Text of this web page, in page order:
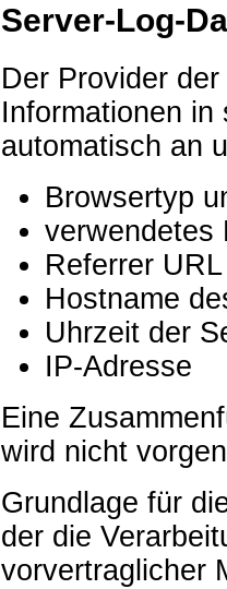
Server-Log-
Der Provider
Informationen
automatisch an
Browsertyp
verwendetes
Referrer URL
Hostname
Uhrzeit der
IP-Adresse
Eine
wird nicht
Grundlage für
der die
vorvertraglicher